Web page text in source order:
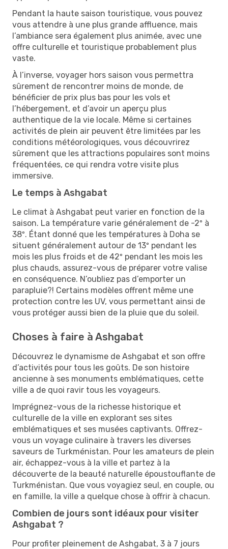
Pendant la haute saison touristique, vous pouvez
vous attendre à une plus grande affluence, mais
l’ambiance sera également plus animée, avec une
offre culturelle et touristique probablement plus
vaste.
À l’inverse, voyager hors saison vous permettra
sûrement de rencontrer moins de monde, de
bénéficier de prix plus bas pour les vols et
l’hébergement, et d’avoir un aperçu plus
authentique de la vie locale. Même si certaines
activités de plein air peuvent être limitées par les
conditions météorologiques, vous découvrirez
sûrement que les attractions populaires sont moins
fréquentées, ce qui rendra votre visite plus
immersive.
Le temps à Ashgabat
Le climat à Ashgabat peut varier en fonction de la
saison. La température varie généralement de -2º à
38º. Étant donné que les températures à Doha se
situent généralement autour de 13º pendant les
mois les plus froids et de 42º pendant les mois les
plus chauds, assurez-vous de préparer votre valise
en conséquence. N’oubliez pas d’emporter un
parapluie?! Certains modèles offrent même une
protection contre les UV, vous permettant ainsi de
vous protéger aussi bien de la pluie que du soleil.
Choses à faire à Ashgabat
Découvrez le dynamisme de Ashgabat et son offre
d’activités pour tous les goûts. De son histoire
ancienne à ses monuments emblématiques, cette
ville a de quoi ravir tous les voyageurs.
Imprégnez-vous de la richesse historique et
culturelle de la ville en explorant ses sites
emblématiques et ses musées captivants. Offrez-
vous un voyage culinaire à travers les diverses
saveurs de Turkménistan. Pour les amateurs de plein
air, échappez-vous à la ville et partez à la
découverte de la beauté naturelle époustouflante de
Turkménistan. Que vous voyagiez seul, en couple, ou
en famille, la ville a quelque chose à offrir à chacun.
Combien de jours sont idéaux pour visiter
Ashgabat ?
Pour profiter pleinement de Ashgabat, 3 à 7 jours